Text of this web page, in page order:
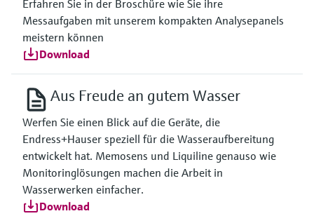
Erfahren Sie in der Broschüre wie Sie ihre
Messaufgaben mit unserem kompakten Analysepanels
meistern können
Download
Aus Freude an gutem Wasser
Werfen Sie einen Blick auf die Geräte, die
Endress+Hauser speziell für die Wasseraufbereitung
entwickelt hat. Memosens und Liquiline genauso wie
Monitoringlösungen machen die Arbeit in
Wasserwerken einfacher.
Download